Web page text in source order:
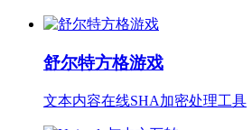
舒尔特方格游戏
文本内容在线SHA加密处理工具